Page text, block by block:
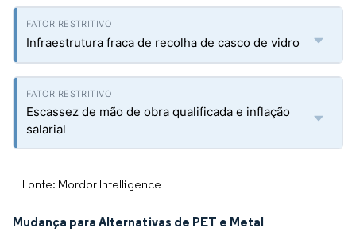
Infraestrutura fraca de recolha de casco de vidro
Escassez de mão de obra qualificada e inflação
salarial
Fonte: Mordor Intelligence
Mudança para Alternativas de PET e Metal